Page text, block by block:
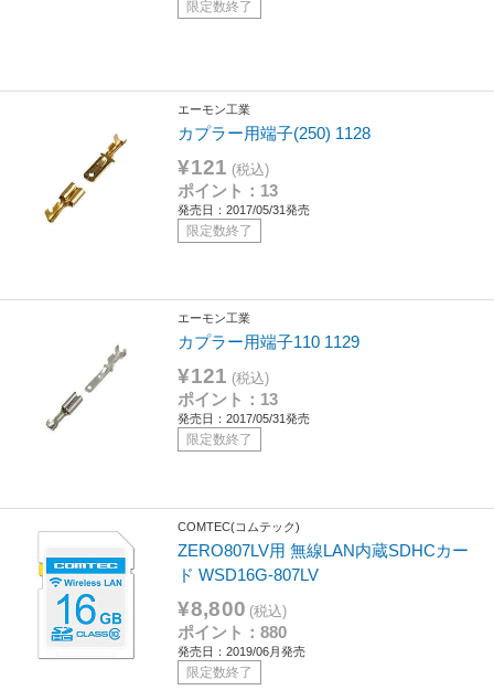
限定数終了
エーモン工業
カプラー用端子(250) 1128
¥121 (税込)
ポイント：13
発売日：2017/05/31発売
限定数終了
エーモン工業
カプラー用端子110 1129
¥121 (税込)
ポイント：13
発売日：2017/05/31発売
限定数終了
COMTEC(コムテック)
ZERO807LV用 無線LAN内蔵SDHCカー
ド WSD16G-807LV
¥8,800 (税込)
ポイント：880
発売日：2019/06月発売
限定数終了